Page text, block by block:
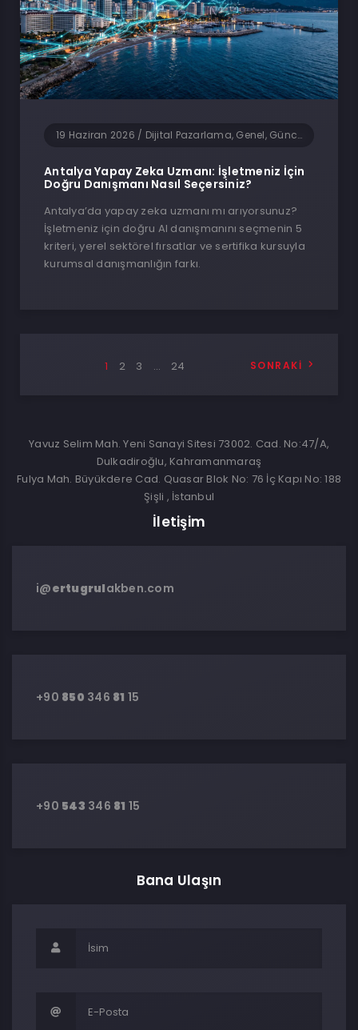
19 Haziran 2026 / Dijital Pazarlama, Genel, Güncel Haberler, Teknoloji, Yapay Zeka, Yazılım
Antalya Yapay Zeka Uzmanı: İşletmeniz İçin
Doğru Danışmanı Nasıl Seçersiniz?
Antalya’da yapay zeka uzmanı mı arıyorsunuz?
İşletmeniz için doğru AI danışmanını seçmenin 5
kriteri, yerel sektörel fırsatlar ve sertifika kursuyla
kurumsal danışmanlığın farkı.
1 2 3 … 24 SONRAKI
Yavuz Selim Mah. Yeni Sanayi Sitesi 73002. Cad. No:47/A,
Dulkadiroğlu, Kahramanmaraş
Fulya Mah. Büyükdere Cad. Quasar Blok No: 76 İç Kapı No: 188
Şişli , İstanbul
İletişim
i@ertugrulakben.com
+90 850 346 81 15
+90 543 346 81 15
Bana Ulaşın